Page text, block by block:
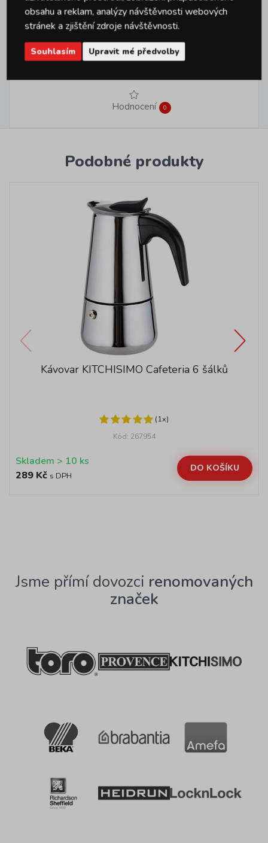
Dotazy 0
Hodnocení 0
Podobné produkty
Kávovar KITCHISIMO Cafeteria 6 šálků
(1x)
Kód: 267954
Skladem > 10 ks
289 Kč s DPH
DO KOŠÍKU
Jsme přímí dovozci renomovaných
značek
obsahu a reklam, analýzy návštěvnosti webových
stránek a zjištění zdroje návštěvnosti.
Souhlasím Upravit mé předvolby